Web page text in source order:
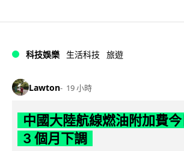
科技娛樂 生活科技 旅遊
Lawton 19 小時
中國大陸航線燃油附加費
3 個月下調